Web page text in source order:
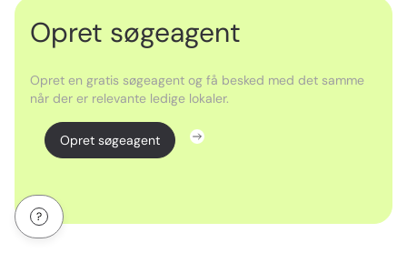
Opret søgeagent
Opret en gratis søgeagent og få besked med det samme
når der er relevante ledige lokaler.
Opret søgeagent